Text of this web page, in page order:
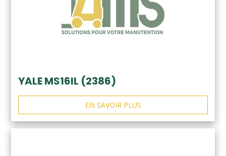
YALE MS16IL (2386)
EN SAVOIR PLUS